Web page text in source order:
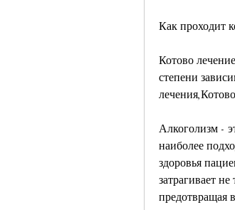
Как проходит
Котово
степени
Алкоголизм -
наиболее
здоровья
затрагивает
предотвращая